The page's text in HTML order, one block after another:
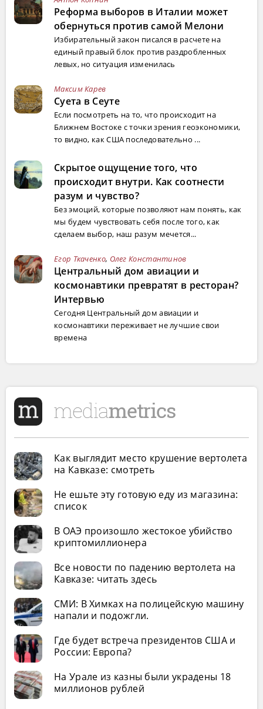
Реформа выборов в Италии может
обернуться против самой Мелони
Избирательный закон писался в расчете на
единый правый блок против раздробленных
левых, но ситуация изменилась
Максим Карев
Суета в Сеуте
Если посмотреть на то, что происходит на
Ближнем Востоке с точки зрения геоэкономики,
то видно, как США последовательно ...
Скрытое ощущение того, что
происходит внутри. Как соотнести
разум и чувство?
Без эмоций, которые позволяют нам понять, как
мы будем чувствовать себя после того, как
сделаем выбор, наш разум мечется...
Егор Ткаченко, Олег Константинов
Центральный дом авиации и
космонавтики превратят в ресторан?
Интервью
Сегодня Центральный дом авиации и
космонавтики переживает не лучшие свои
времена
Как выглядит место крушение вертолета
на Кавказе: смотреть
Не ешьте эту готовую еду из магазина:
список
В ОАЭ произошло жестокое убийство
криптомиллионера
Все новости по падению вертолета на
Кавказе: читать здесь
СМИ: В Химках на полицейскую машину
напали и подожгли.
Где будет встреча президентов США и
России: Европа?
На Урале из казны были украдены 18
миллионов рублей